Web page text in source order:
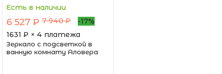
Есть в наличии
6 527 ₽ 7 940 ₽
-17%
1631 ₽ × 4 платежа
Зеркало с подсветкой в
ванную комнату Аловера